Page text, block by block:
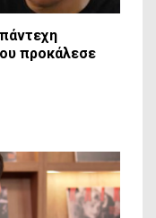
προκάλεσε